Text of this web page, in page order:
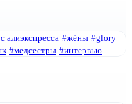
алиэкспресса #жëны #glory
#медсестры #интервью